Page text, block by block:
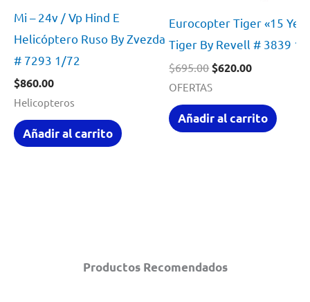
Productos Recomendados
Mi – 24v / Vp Hind E
Helicóptero Ruso By Zvezda
# 7293 1/72
$860.00
Helicopteros
Añadir al carrito
Eurocopter Tiger «15
Tiger By Revell # 3839 1/
$695.00 El
precio
original
era:
$695.00.
$620.00El
es:
$620.00.
OFERTAS
Añadir al carrito